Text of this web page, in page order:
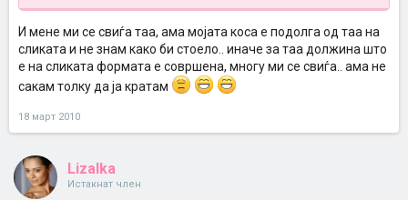
И мене ми се свиѓа таа, ама мојата коса е подолга од таа на
сликата и не знам како би стоело.. иначе за таа должина што
е на сликата формата е совршена, многу ми се свиѓа.. ама не
сакам толку да ја кратам
18 март 2010
Lizalka
Истакнат член